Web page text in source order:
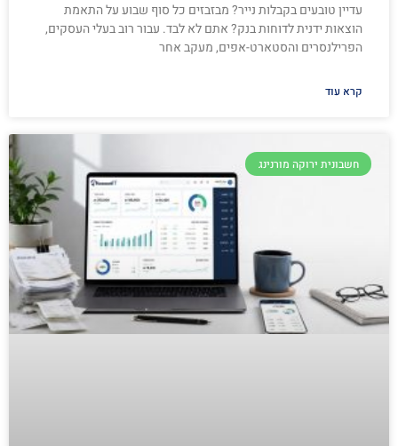
עדיין טובעים בקבלות נייר? מבזבזים כל סוף שבוע על התאמת
הוצאות ידנית לדוחות בנק? אתם לא לבד. עבור רוב בעלי העסקים,
הפרילנסרים והסטארט-אפים, מעקב אחר
קרא עוד
חשבונית ירוקה מורנינג